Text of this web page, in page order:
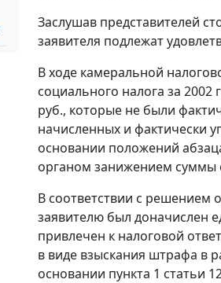
Заслушав представителей
заявителя подлежат
В ходе камеральной
социального налога за
руб., которые не были
начисленных и фактически
основании положений
органом занижением суммы
В соответствии с решением
заявителю был доначислен
привлечен к налоговой
в виде взыскания штрафа в
основании пункта 1 статьи